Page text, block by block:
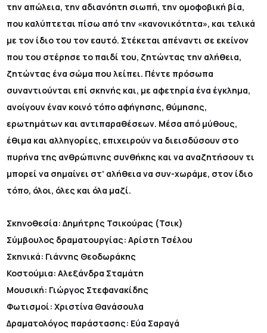
την απώλεια, την αδιανόητη σιωπή, την ομοφοβική βία,
που καλύπτεται πίσω από την «κανονικότητα», και τελικά
με τον ίδιο του τον εαυτό. Στέκεται απέναντι σε εκείνον
που του στέρησε το παιδί του, ζητώντας την αλήθεια,
ζητώντας ένα σώμα που λείπει. Πέντε πρόσωπα
συναντιούνται επί σκηνής και, με αφετηρία ένα έγκλημα,
ανοίγουν έναν κοινό τόπο αφήγησης, θύμησης,
ερωτημάτων και αντιπαραθέσεων. Μέσα από μύθους,
έθιμα και αλληγορίες, επιχειρούν να διεισδύσουν στο
πυρήνα της ανθρώπινης συνθήκης και να αναζητήσουν τι
μπορεί να σημαίνει στ’ αλήθεια να συν-χωράμε, στον ίδιο
τόπο, όλοι, όλες και όλα μαζί.
Σκηνοθεσία: Δημήτρης Τσικούρας (Τσικ)
Σύμβουλος δραματουργίας: Αρίστη Τσέλου
Σκηνικά: Γιάννης Θεοδωράκης
Κοστούμια: Αλεξάνδρα Σταμάτη
Μουσική: Γιώργος Στεφανακίδης
Φωτισμοί: Χριστίνα Θανάσουλα
Δραματολόγος παράστασης: Εύα Σαραγά